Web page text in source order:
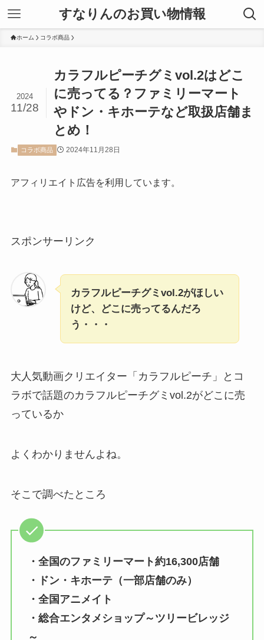
すなりんのお買い物情報
ホーム コラボ商品
カラフルピーチグミvol.2はどこ
に売ってる？ファミリーマート
やドン・キホーテなど取扱店舗ま
とめ！
2024
11/28
コラボ商品 2024年11月28日
アフィリエイト広告を利用しています。
スポンサーリンク
カラフルピーチグミvol.2がほしい
けど、どこに売ってるんだろ
う・・・
大人気動画クリエイター「カラフルピーチ」とコ
ラボで話題のカラフルピーチグミvol.2がどこに売
っているか
よくわかりませんよね。
そこで調べたところ
・全国のファミリーマート約16,300店舗
・ドン・キホーテ（一部店舗のみ）
・全国アニメイト
・総合エンタメショップ～ツリービレッジ
～